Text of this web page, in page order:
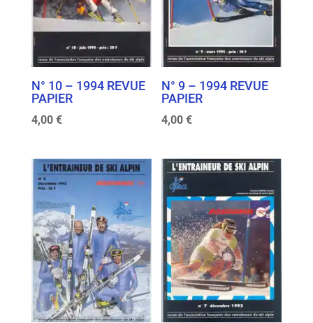
N° 10 – 1994 REVUE
PAPIER
4,00 €
N° 9 – 1994 REVUE
PAPIER
4,00€